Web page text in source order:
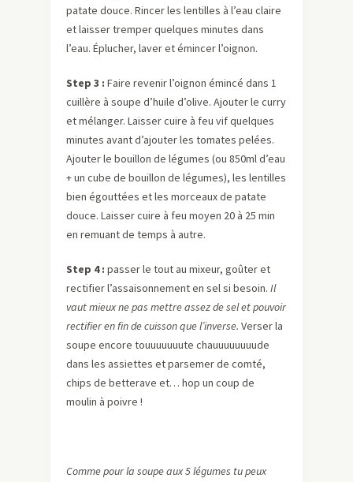
patate douce. Rincer les lentilles à l’eau claire
et laisser tremper quelques minutes dans
l’eau. Éplucher, laver et émincer l’oignon.
Step 3 : Faire revenir l’oignon émincé dans 1
cuillère à soupe d’huile d’olive. Ajouter le curry
et mélanger. Laisser cuire à feu vif quelques
minutes avant d’ajouter les tomates pelées.
Ajouter le bouillon de légumes (ou 850ml d’eau
+ un cube de bouillon de légumes), les lentilles
bien égouttées et les morceaux de patate
douce. Laisser cuire à feu moyen 20 à 25 min
en remuant de temps à autre.
Step 4 : passer le tout au mixeur, goûter et
rectifier l’assaisonnement en sel si besoin. Il
vaut mieux ne pas mettre assez de sel et pouvoir
rectifier en fin de cuisson que l’inverse. Verser la
soupe encore touuuuuuute chauuuuuuuude
dans les assiettes et parsemer de comté,
chips de betterave et… hop un coup de
moulin à poivre !
Comme pour la soupe aux 5 légumes tu peux